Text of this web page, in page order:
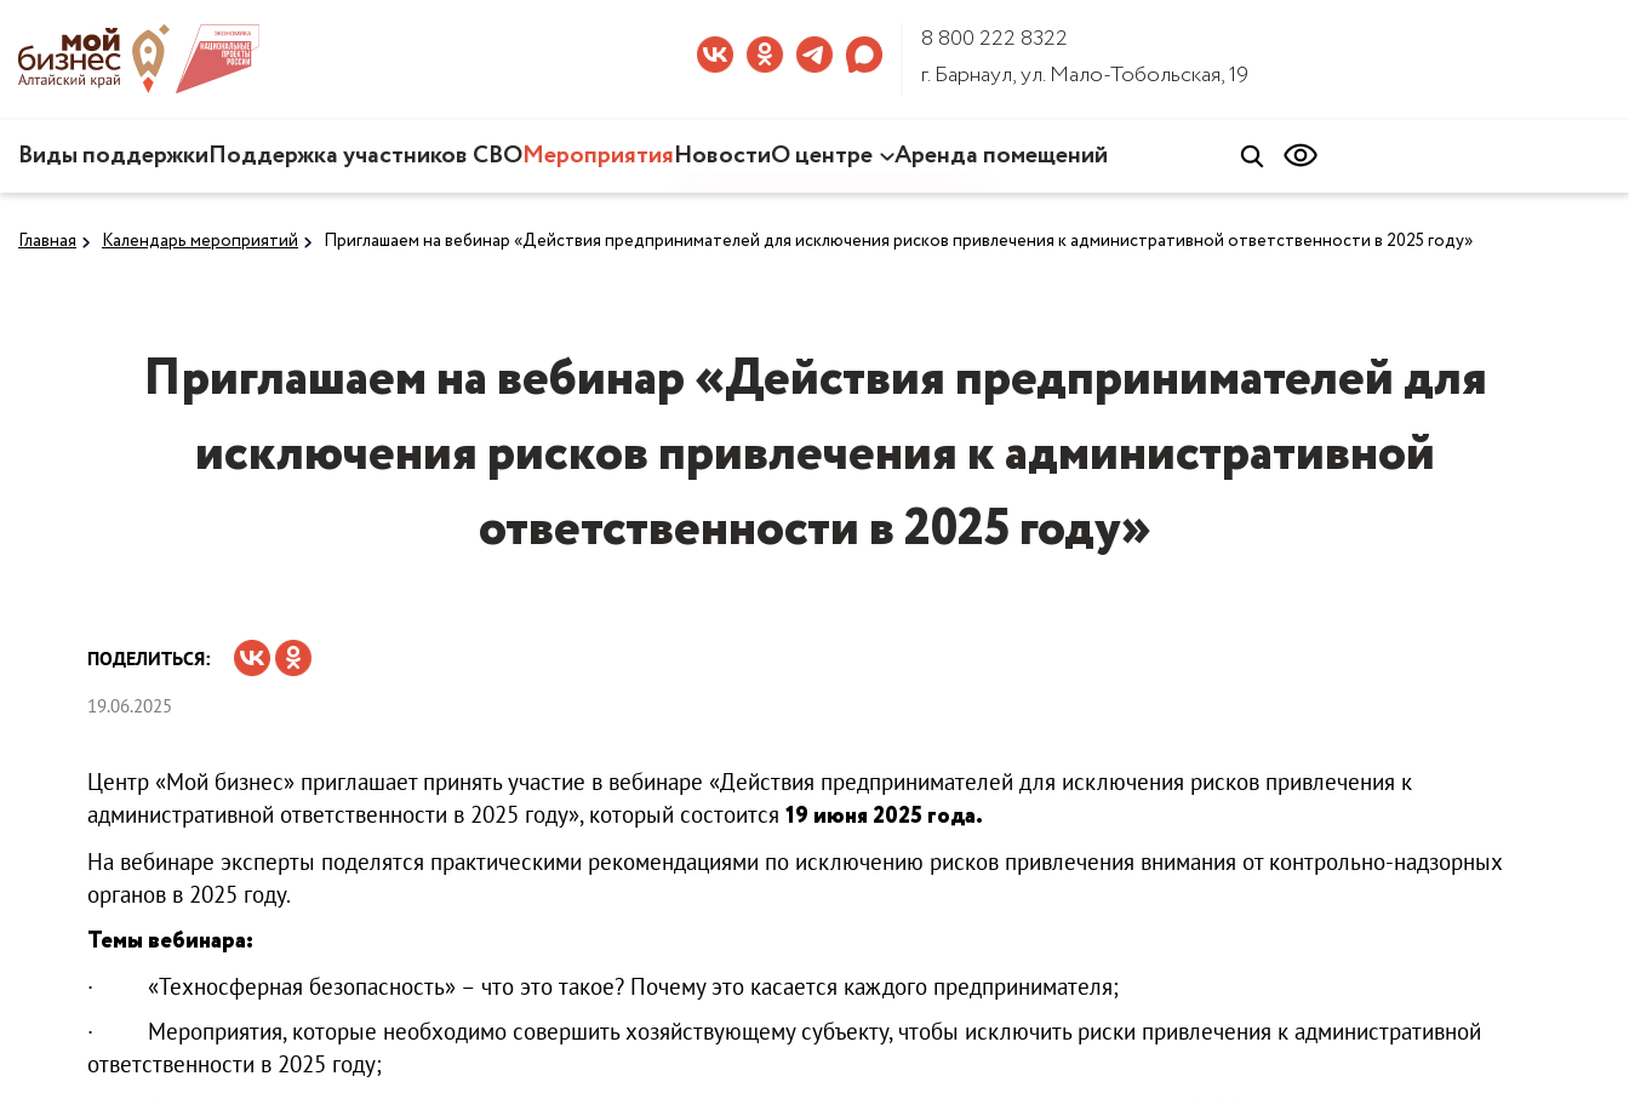
8 800 222 8322
г. Барнаул, ул. Мало-Тобольская, 19
Виды поддержкиПоддержка участников СВОМероприятияНовостиО центре
Команда Центра
3D-тур по Центру
Аренда помещений
Главная Календарь мероприятий Приглашаем на вебинар «Действия предпринимателей для исключения рисков привлечения к административной ответственности в 2025 году»
Приглашаем на вебинар «Действия предпринимателей для
исключения рисков привлечения к административной
ответственности в 2025 году»
ПОДЕЛИТЬСЯ:
19.06.2025
Центр «Мой бизнес» приглашает принять участие в вебинаре «Действия предпринимателей для исключения рисков привлечения к
административной ответственности в 2025 году», который состоится 19 июня 2025 года.
На вебинаре эксперты поделятся практическими рекомендациями по исключению рисков привлечения внимания от контрольно-надзорных
органов в 2025 году.
Темы вебинара:
· «Техносферная безопасность» – что это такое? Почему это касается каждого предпринимателя;
· Мероприятия, которые необходимо совершить хозяйствующему субъекту, чтобы исключить риски привлечения к административной
ответственности в 2025 году;